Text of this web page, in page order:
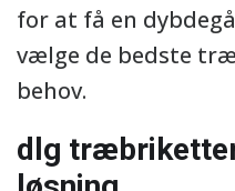
for at få en
vælge de bedste
behov.
dlg